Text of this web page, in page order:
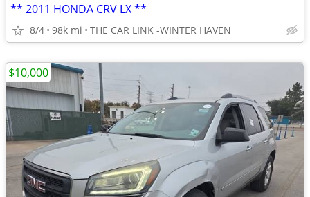
** 2011 HONDA CRV LX **
8/4 98k mi THE CAR LINK -WINTER HAVEN
$10,000